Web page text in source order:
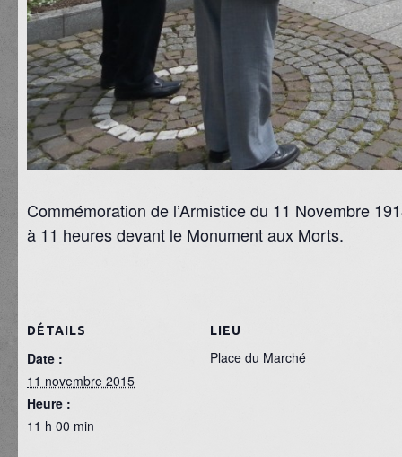
Commémoration de l’Armistice du 11 Novembre
à 11 heures devant le Monument aux Morts.
DÉTAILS
Date :
11 novembre 2015
Heure :
11 h 00 min
LIEU
Place du Marché